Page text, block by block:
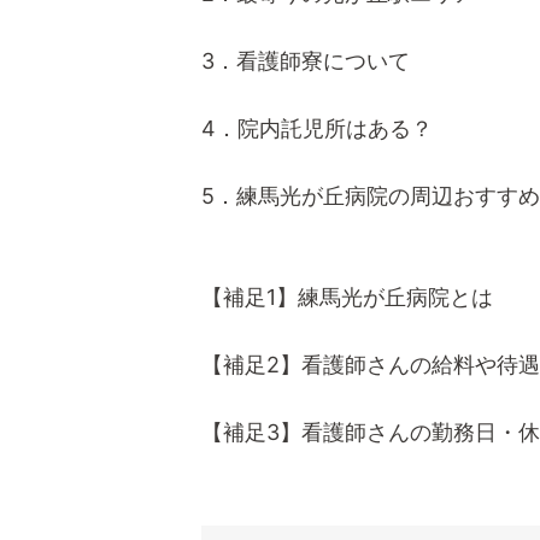
3．看護師寮について
4．院内託児所はある？
5．練馬光が丘病院の周辺おすす
【補足1】練馬光が丘病院とは
【補足2】看護師さんの給料や待遇
【補足3】看護師さんの勤務日・